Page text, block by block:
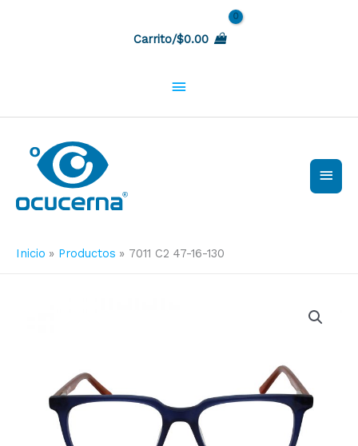
Carrito/$0.00
la
cabecera
Inicio Productos 7011 C2 47-16-130